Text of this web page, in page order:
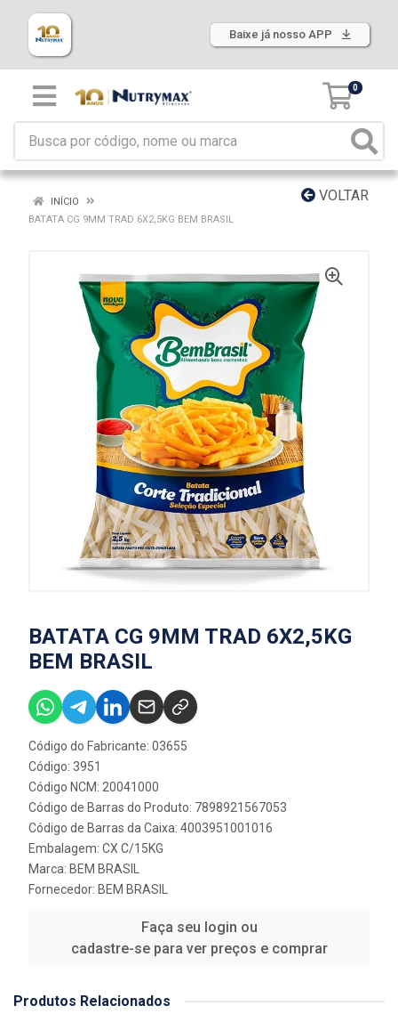
Baixe já nosso APP
0
VOLTAR
INÍCIO
BATATA CG 9MM TRAD 6X2,5KG BEM BRASIL
BATATA CG 9MM TRAD 6X2,5KG
BEM BRASIL
Código do Fabricante: 03655
Código: 3951
Código NCM: 20041000
Código de Barras do Produto: 7898921567053
Código de Barras da Caixa: 4003951001016
Embalagem: CX C/15KG
Marca: BEM BRASIL
Fornecedor: BEM BRASIL
Faça seu login ou
cadastre-se para ver preços e comprar
Produtos Relacionados